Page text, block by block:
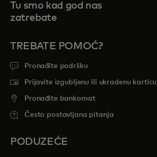
Tu smo kad god nas
zatrebate
TREBATE POMOĆ?
Pronađite podršku
Prijavite izgubljenu ili ukradenu karticu
Pronađite bankomat
Često postavljana pitanja
PODUZEĆE